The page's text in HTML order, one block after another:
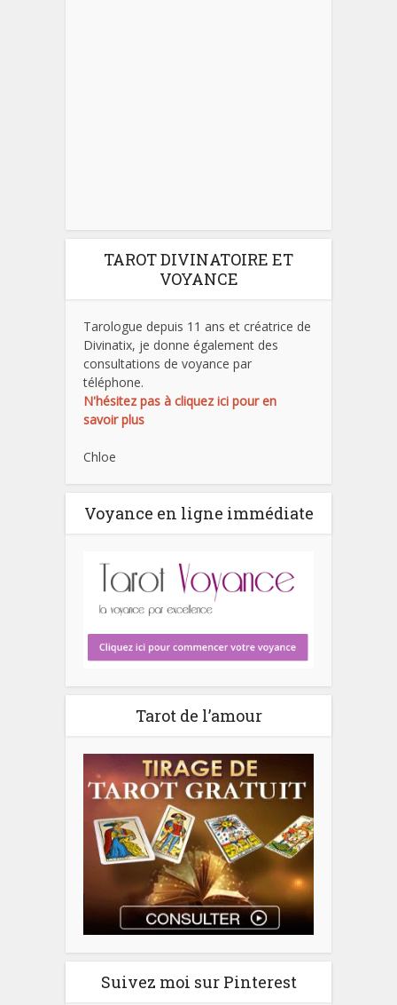
TAROT DIVINATOIRE ET
VOYANCE
Tarologue depuis 11 ans et créatrice de
Divinatix, je donne également des
consultations de voyance par
téléphone.
N'hésitez pas à cliquez ici pour en
savoir plus
Chloe
Voyance en ligne immédiate
Tarot de l’amour
Suivez moi sur Pinterest